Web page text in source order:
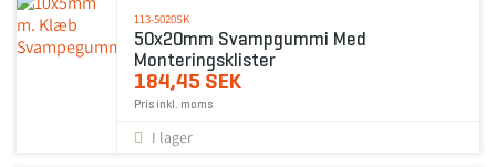
113-5020SK
50x20mm Svampgummi Med
Monteringsklister
184,45 SEK
Pris inkl. moms
I lager